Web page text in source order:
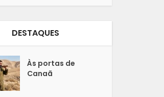
DESTAQUES
Às portas de
Canaã